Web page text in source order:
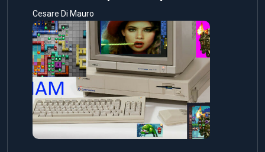
Cesare Di Mauro